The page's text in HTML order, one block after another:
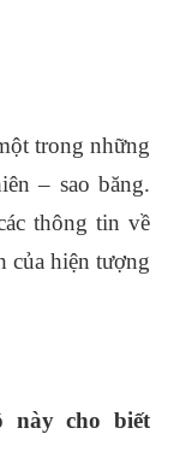
trong những
– sao băng.
thông tin về
của hiện tượng
này cho biết